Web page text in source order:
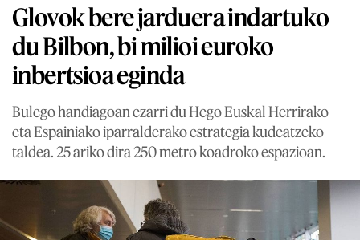
Glovok bere jarduera indartuko
du Bilbon, bi milioi euroko
inbertsioa eginda
Bulego handiagoan ezarri du Hego Euskal Herrirako
eta Espainiako iparralderako estrategia kudeatzeko
taldea. 25 ariko dira 250 metro koadroko espazioan.